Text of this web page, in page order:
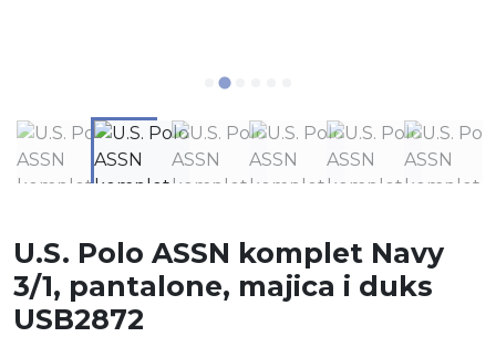
U.S. Polo ASSN komplet Navy
3/1, pantalone, majica i duks
USB2872